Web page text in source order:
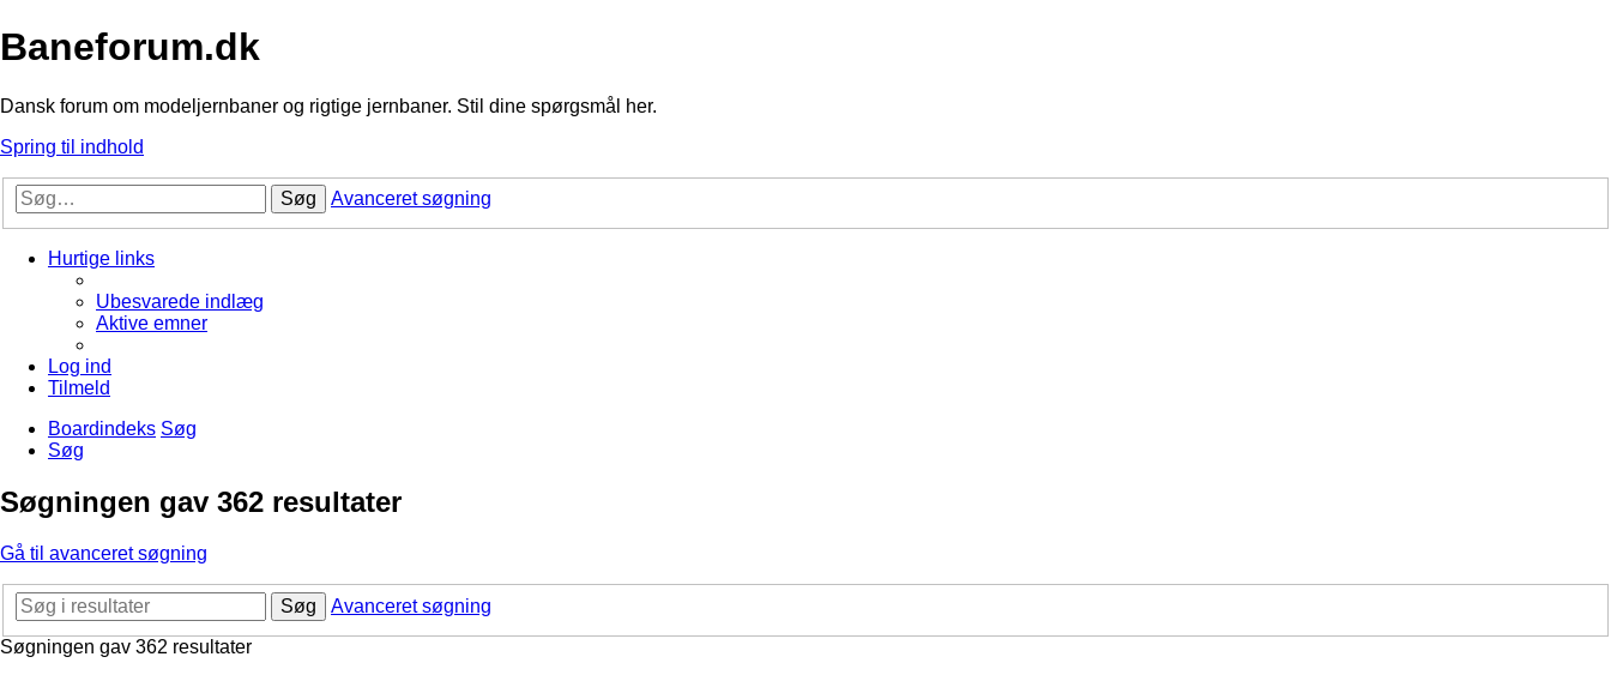
Baneforum.dk
Dansk forum om modeljernbaner og rigtige jernbaner. Stil dine spørgsmål her.
Spring til indhold
Søg Avanceret søgning
Hurtige links
Ubesvarede indlæg
Aktive emner
Log ind
Tilmeld
Boardindeks Søg
Søg
Søgningen gav 362 resultater
Gå til avanceret søgning
Søg
Avanceret søgning
Søgningen gav 362 resultater